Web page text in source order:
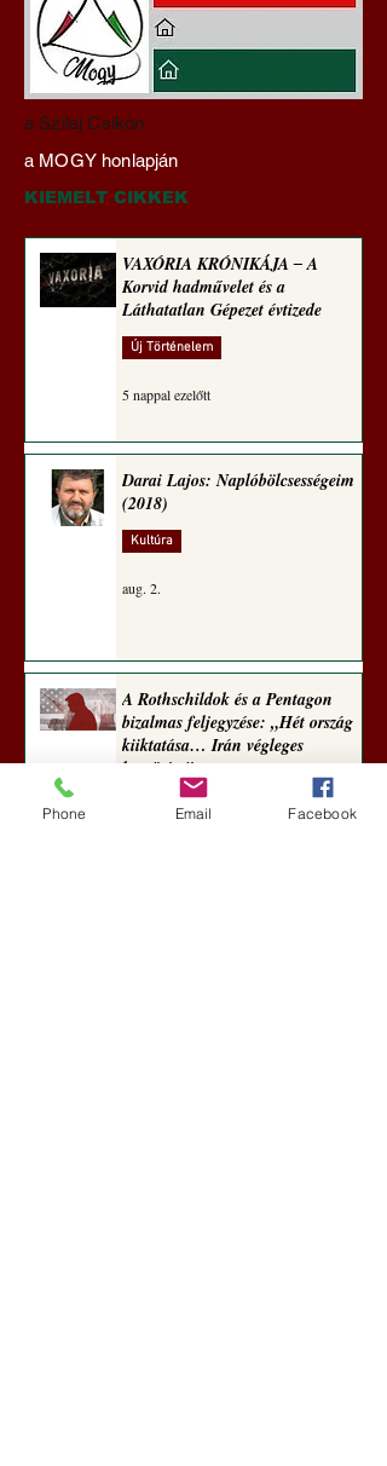
Darai Lajos:
Naplóbölcsességeim
(2026)
a Szilaj Csikón
a MOGY honlapján
KIEMELT CIKKEK
VAXÓRIA KRÓNIKÁJA ‒ A
Korvid hadművelet és a
Láthatatlan Gépezet évtizede
Új Történelem
5 nappal ezelőtt
Darai Lajos: Naplóbölcsességeim
(2018)
Kultúra
aug. 2.
A Rothschildok és a Pentagon
bizalmas feljegyzése: „Hét ország
kiiktatása… Irán végleges
legyőzése”
Új Történelem
Phone Email Facebook